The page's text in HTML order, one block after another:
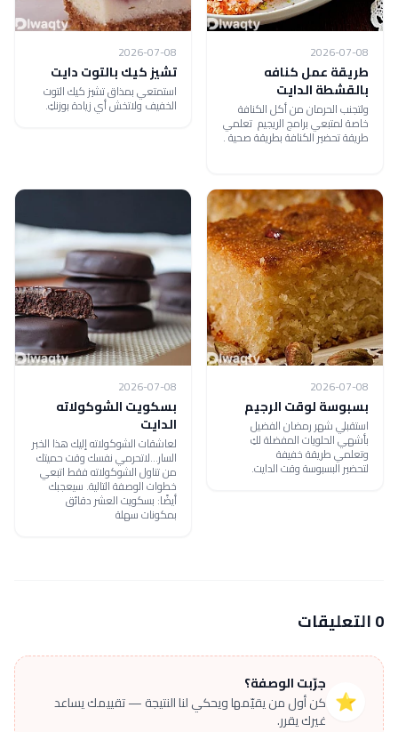
2026-07-08
طريقة عمل كنافه
بالقشطة الدايت
ولتجنب الحرمان من أكل الكنافة
خاصة لمتبعي برامج الريجيم تعلمي
طريقة تحضير الكنافة بطريقة صحية .
2026-07-08
تشيز كيك بالتوت دايت
استمتعي بمذاق تشيز كيك التوت
الخفيف ولاتخش أي زيادة بوزنكِ.
2026-07-08
بسبوسة لوقت الرجيم
استقبلي شهر رمضان الفضيل
بأشهي الحلويات المفضلة لكِ
وتعلمي طريقة خفيفة
لتحضير البسبوسة وقت الدايت.
2026-07-08
بسكويت الشوكولاته
الدايت
لعاشقات الشوكولاته إليك هذا الخبر
السار...لاتحرمي نفسك وقت حميتك
من تناول الشوكولاته فقط اتبعي
خطوات الوصفة التالية. سيعجبك
أيضًا: بسكويت العشر دقائق
بمكونات سهلة
0 التعليقات
⭐
جرّبت الوصفة؟
كن أول من يقيّمها ويحكي لنا النتيجة — تقييمك يساعد
غيرك يقرر.